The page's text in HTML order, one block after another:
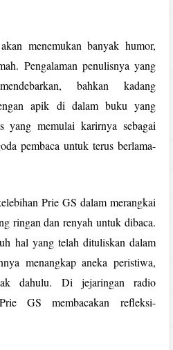
menemukan banyak humor,
Pengalaman penulisnya yang
bahkan kadang
apik di dalam buku yang
yang memulai karirnya sebagai
pembaca untuk terus berlama-
Prie GS dalam merangkai
ringan dan renyah untuk dibaca.
hal yang telah dituliskan dalam
menangkap aneka peristiwa,
dahulu. Di jejaringan radio
GS membacakan refleksi-